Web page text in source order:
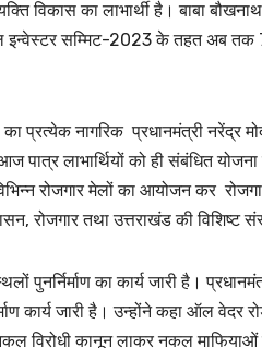
विकास का लाभार्थी है। बाबा
सम्मिट-2023 के तहत अब तक
प्रत्येक नागरिक प्रधानमंत्री नरेंद्र
लाभार्थियों को ही संबंधित
रोजगार मेलों का आयोजन कर
रोजगार तथा उत्तराखंड की विशिष्ट
पुनर्निर्माण का कार्य जारी है।
कार्य जारी है। उन्होंने कहा ऑल वेदर
विरोधी कानून लाकर नकल